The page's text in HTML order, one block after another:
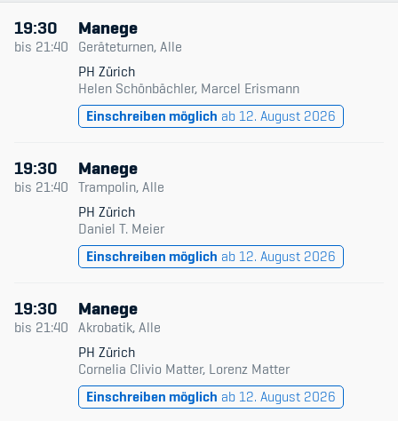
19:30
bis 21:40
Manege
Geräteturnen, Alle
PH Zürich
Helen Schönbächler, Marcel Erismann
Einschreiben möglich ab 12. August 2026
19:30
bis 21:40
Manege
Trampolin, Alle
PH Zürich
Daniel T. Meier
Einschreiben möglich ab 12. August 2026
19:30
bis 21:40
Manege
Akrobatik, Alle
PH Zürich
Cornelia Clivio Matter, Lorenz Matter
Einschreiben möglich ab 12. August 2026